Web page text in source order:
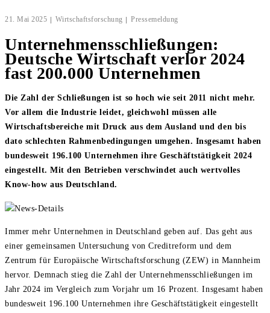
21. Mai 2025 Wirtschaftsforschung Pressemeldung
Unternehmensschließungen:
Deutsche Wirtschaft verlor 2024
fast 200.000 Unternehmen
Die Zahl der Schließungen ist so hoch wie seit 2011 nicht mehr.
Vor allem die Industrie leidet, gleichwohl müssen alle
Wirtschaftsbereiche mit Druck aus dem Ausland und den bis
dato schlechten Rahmenbedingungen umgehen. Insgesamt haben
bundesweit 196.100 Unternehmen ihre Geschäftstätigkeit 2024
eingestellt. Mit den Betrieben verschwindet auch wertvolles
Know-how aus Deutschland.
Immer mehr Unternehmen in Deutschland geben auf. Das geht aus
einer gemeinsamen Untersuchung von Creditreform und dem
Zentrum für Europäische Wirtschaftsforschung (ZEW) in Mannheim
hervor. Demnach stieg die Zahl der Unternehmensschließungen im
Jahr 2024 im Vergleich zum Vorjahr um 16 Prozent. Insgesamt haben
bundesweit 196.100 Unternehmen ihre Geschäftstätigkeit eingestellt